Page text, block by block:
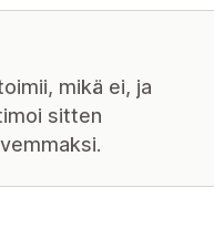
mikä ei, ja
sitten